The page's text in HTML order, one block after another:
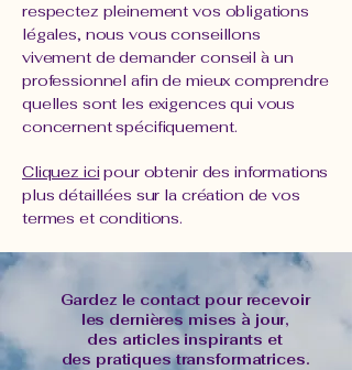
respectez pleinement vos obligations
légales, nous vous conseillons
vivement de demander conseil à un
professionnel afin de mieux comprendre
quelles sont les exigences qui vous
concernent spécifiquement.
Cliquez ici pour obtenir des informations
plus détaillées sur la création de vos
termes et conditions.
Gardez le contact pour recevoir
les dernières mises à jour,
des articles inspirants et
des pratiques transformatrices.